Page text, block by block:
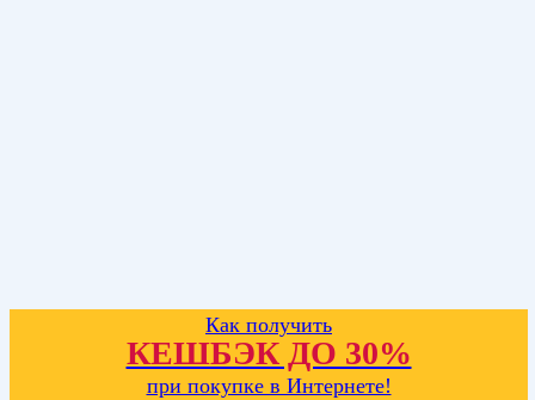
Как получить
КЕШБЭК ДО 30%
при покупке в Интернете!